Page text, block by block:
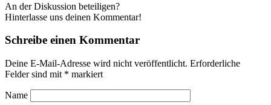
An der Diskussion beteiligen?
Hinterlasse uns deinen Kommentar!
Schreibe einen Kommentar
Deine E-Mail-Adresse wird nicht veröffentlicht. Erforderliche
Felder sind mit * markiert
Name